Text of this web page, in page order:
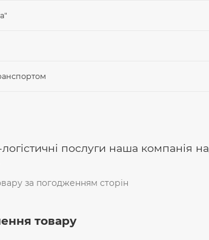
послуги наша компанія
за погодженням сторін
товару